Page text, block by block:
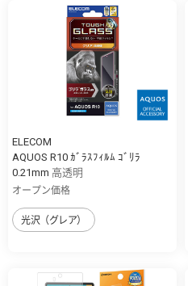
ELECOM
AQUOS R10 ｶﾞﾗｽﾌｨﾙﾑ ｺﾞﾘﾗ
0.21mm 高透明
オープン価格
光沢（グレア）